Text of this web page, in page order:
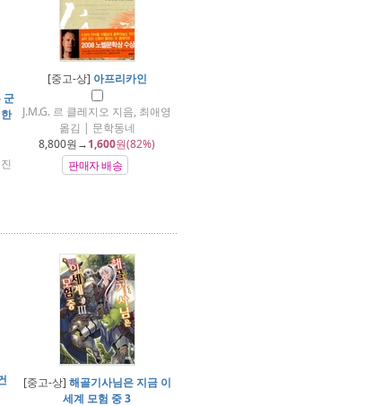
군
[중고-상] 아프리카인
J.M.G. 르 클레지오 지음, 최애영
옮김 | 문학동네
8,800원→1,600원(82%)
판매자 배송
[중고-상] 해골기사님은 지금 이
세계 모험 중 3